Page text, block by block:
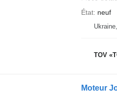
État neuf
TOV
Moteur